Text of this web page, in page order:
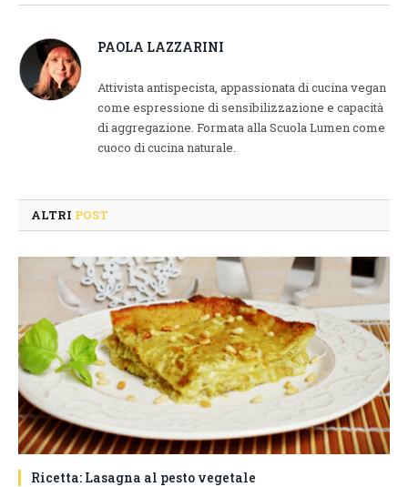
PAOLA LAZZARINI
Attivista antispecista, appassionata di cucina vegan
come espressione di sensibilizzazione e capacità
di aggregazione. Formata alla Scuola Lumen come
cuoco di cucina naturale.
ALTRI POST
Ricetta: Lasagna al pesto vegetale